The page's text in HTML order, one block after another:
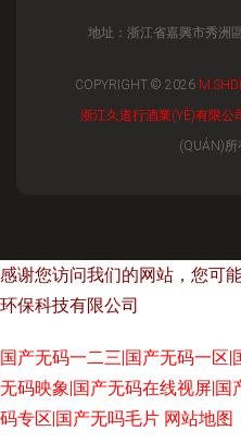
地址：浙江省嘉興市秀洲
COPYRIGHT © 2026
浙江久道行酒業(YÈ)有限公
(QUÁN)所
感谢您访问我们的网站，您可
环保科技有限公司
国产无码一二三|国产无码一区
无码映象|国产无码在线视屏|
码专区|国产无吗毛片 网站地图